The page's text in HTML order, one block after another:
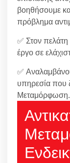
βοηθήσουμε
πρόβλημα
✅ Στον
έργο σε
✅
υπηρεσία που
Μεταμόρφωση.